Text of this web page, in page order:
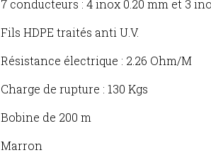
7 conducteurs : 4 inox 0.20 mm et 3
Fils HDPE traités anti U.V.
Résistance électrique : 2.26 Ohm/M
Charge de rupture : 130 Kgs
Bobine de 200 m
Marron